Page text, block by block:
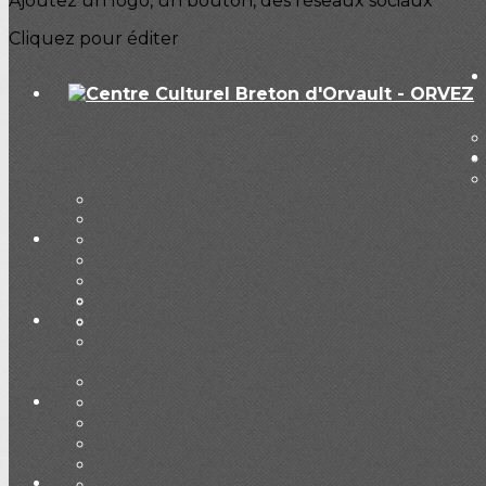
Cliquez pour éditer